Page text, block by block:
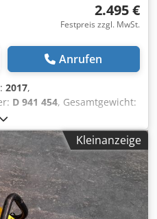
2.495 €
Festpreis zzgl. MwSt.
Anrufen
2017,
D 941 454, Gesamtgewicht:
Lösung für präzise und
in der Industrie. Crodpfx
gebrauchte Steuergerät
Schraubverbindung
Modell
C-HW, Baujahr: 2017
Kleinanzeige